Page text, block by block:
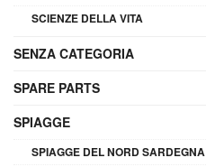
SCIENZE DELLA VITA
SENZA CATEGORIA
SPARE PARTS
SPIAGGE
SPIAGGE DEL NORD SARDEGNA